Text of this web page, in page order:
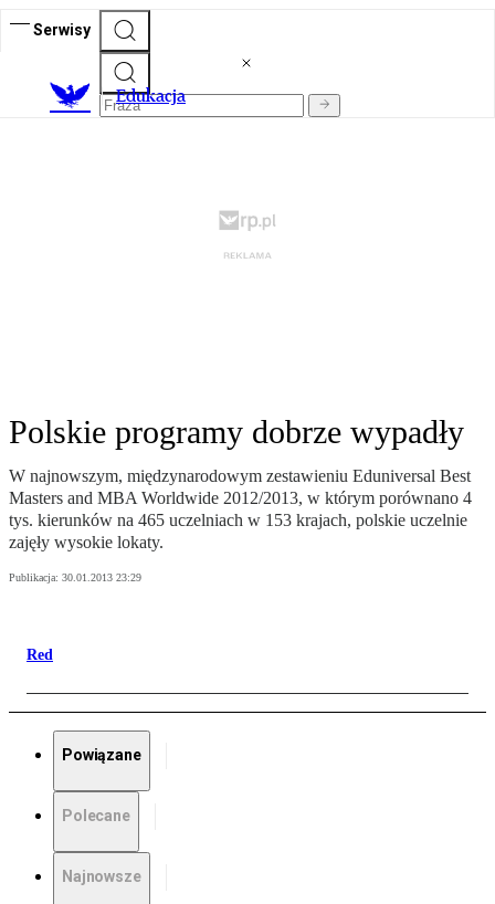
Serwisy
Edukacja
Polskie programy dobrze wypadły
W najnowszym, międzynarodowym zestawieniu Eduniversal Best
Masters and MBA Worldwide 2012/2013, w którym porównano 4
tys. kierunków na 465 uczelniach w 153 krajach, polskie uczelnie
zajęły wysokie lokaty.
Publikacja: 30.01.2013 23:29
Red
Powiązane
Polecane
Najnowsze